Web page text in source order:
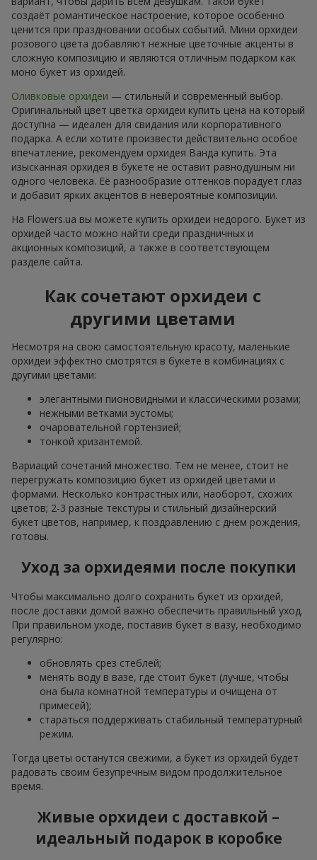
создаёт романтическое настроение, которое особенно
ценится при праздновании особых событий. Мини орхидеи
розового цвета добавляют нежные цветочные акценты в
сложную композицию и являются отличным подарком как
моно букет из орхидей.
Оливковые орхидеи — стильный и современный выбор.
Оригинальный цвет цветка орхидеи купить цена на который
доступна — идеален для свидания или корпоративного
подарка. А если хотите произвести действительно особое
впечатление, рекомендуем орхидея Ванда купить. Эта
изысканная орхидея в букете не оставит равнодушным ни
одного человека. Её разнообразие оттенков порадует глаз
и добавит ярких акцентов в невероятные композиции.
На Flowers.ua вы можете купить орхидеи недорого. Букет из
орхидей часто можно найти среди праздничных и
акционных композиций, а также в соответствующем
разделе сайта.
Как сочетают орхидеи с
другими цветами
Несмотря на свою самостоятельную красоту, маленькие
орхидеи эффектно смотрятся в букете в комбинациях с
другими цветами:
элегантными пионовидными и классическими розами;
нежными ветками эустомы;
очаровательной гортензией;
тонкой хризантемой.
Вариаций сочетаний множество. Тем не менее, стоит не
перегружать композицию букет из орхидей цветами и
формами. Несколько контрастных или, наоборот, схожих
цветов; 2-3 разные текстуры и стильный дизайнерский
букет цветов, например, к поздравлению с днем рождения,
готовы.
Уход за орхидеями после покупки
Чтобы максимально долго сохранить букет из орхидей,
после доставки домой важно обеспечить правильный уход.
При правильном уходе, поставив букет в вазу, необходимо
регулярно:
обновлять срез стеблей;
менять воду в вазе, где стоит букет (лучше, чтобы
она была комнатной температуры и очищена от
примесей);
стараться поддерживать стабильный температурный
режим.
Тогда цветы останутся свежими, а букет из орхидей будет
радовать своим безупречным видом продолжительное
время.
Живые орхидеи с доставкой –
идеальный подарок в коробке